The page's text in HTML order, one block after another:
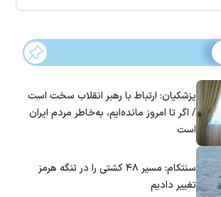
پزشکیان: ارتباط با رهبر انقلاب سخت است
/ اگر تا امروز مانده‌ایم، به‌خاطر مردم ایران
است
سنتکام: مسیر ۴۸ کشتی را در تنگه هرمز
تغییر دادیم